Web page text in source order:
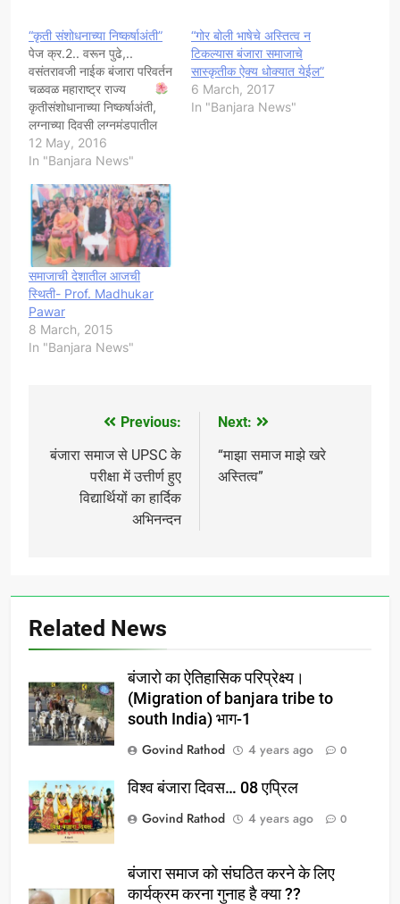
“कृती संशोधनाच्या निष्कर्षाअंती”
पेज क्र.2.. वरून पुढे,..
वसंतरावजी नाईक बंजारा परिवर्तन
चळवळ महाराष्ट्र राज्य
कृतीसंशोधानाच्या निष्कर्षाअंती,
लग्नाच्या दिवसी लग्नमंडपातील
माझे प्रबोधनात्म मार्गदर्शन अत्यत
उपदेशक असल्याची कबुली
त्याचा प्रत्यय मला आला.समस्त
पंचक्रोशितील पाहुणे मंडळीची
बहुसंख्येनी उपस्थिती लाभली.
वधु व वर मंडळींनी वसंतराव नाईक
बंजारा परिवर्तन चळवळीच्या मी…
12 May, 2016
In "Banjara News"
“गोर बोली भाषेचे अस्तित्व न
टिकल्यास बंजारा समाजाचे
सास्कृतीक ऐक्य धोक्यात येईल”
6 March, 2017
In "Banjara News"
समाजाची देशातील आजची
स्थिती- Prof. Madhukar
Pawar
8 March, 2015
In "Banjara News"
navigation
Previous:
बंजारा समाज से UPSC के
परीक्षा में उत्तीर्ण हुए
विद्यार्थियों का हार्दिक
अभिनन्दन
Next:
“माझा समाज माझे खरे
अस्तित्व”
Related News
बंजारो का ऐतिहासिक परिप्रेक्ष्य।
(Migration of banjara tribe to
south India) भाग-1
Govind Rathod
4 years ago 0
विश्व बंजारा दिवस… 08 एप्रिल
Govind Rathod
4 years ago 0
बंजारा समाज को संघठित करने के लिए
कार्यक्रम करना गुनाह है क्या ??